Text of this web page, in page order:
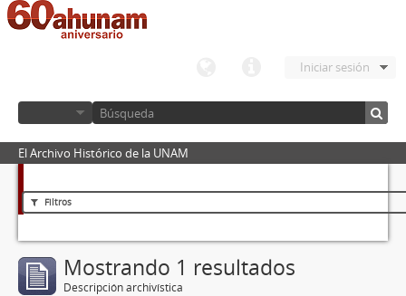
Iniciar sesión
El Archivo Histórico de la UNAM
Filtros
Mostrando 1 resultados
Descripción archivística